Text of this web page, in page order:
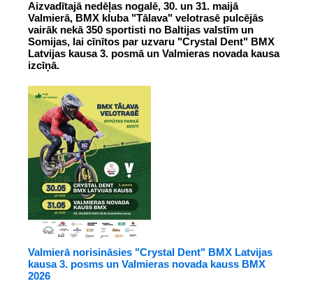
Aizvadītajā nedēļas nogalē, 30. un 31. maijā
Valmierā, BMX kluba "Tālava" velotrasē pulcējās
vairāk nekā 350 sportisti no Baltijas valstīm un
Somijas, lai cīnītos par uzvaru "Crystal Dent" BMX
Latvijas kausa 3. posmā un Valmieras novada kausa
izcīņā.
Valmierā norisināsies "Crystal Dent" BMX Latvijas
kausa 3. posms un Valmieras novada kauss BMX
2026